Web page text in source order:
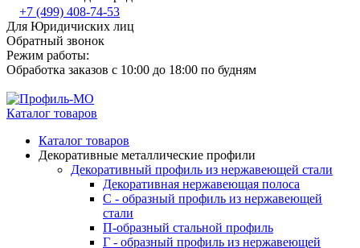
+7 (499) 408-74-53
Для Юридичиских лиц
Обратный звонок
Режим работы:
Обработка заказов с 10:00 до 18:00 по будням
Каталог товаров
Каталог товаров
Декоративные металлические профили
Декоративный профиль из нержавеющей стали
Декоративная нержавеющая полоса
С - образный профиль из нержавеющей
стали
П-образный стальной профиль
Г - образный профиль из нержавеющей